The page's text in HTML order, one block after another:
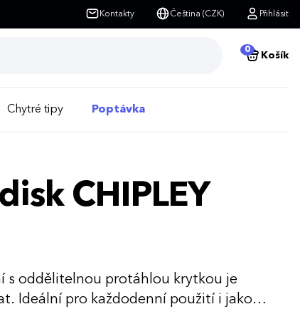
Kontakty Čeština (CZK) Přihlásit
0
Košík
Chytré tipy Poptávka
CHIPLEY
s oddělitelnou protáhlou krytkou je
Ideální pro každodenní použití i jako